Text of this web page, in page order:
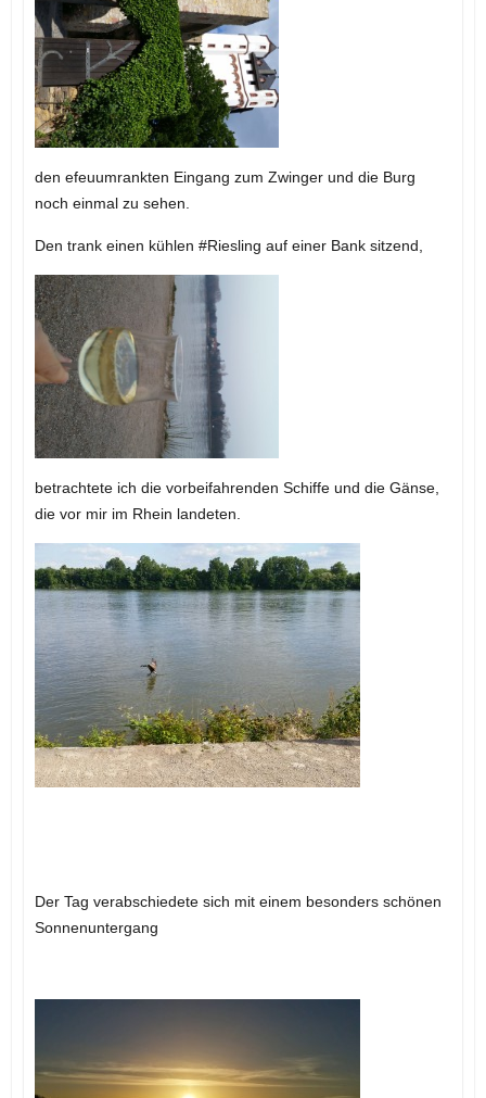
den efeuumrankten Eingang zum Zwinger und die Burg
noch einmal zu sehen.
Den trank einen kühlen #Riesling auf einer Bank sitzend,
betrachtete ich die vorbeifahrenden Schiffe und die Gänse,
die vor mir im Rhein landeten.
Der Tag verabschiedete sich mit einem besonders schönen
Sonnenuntergang